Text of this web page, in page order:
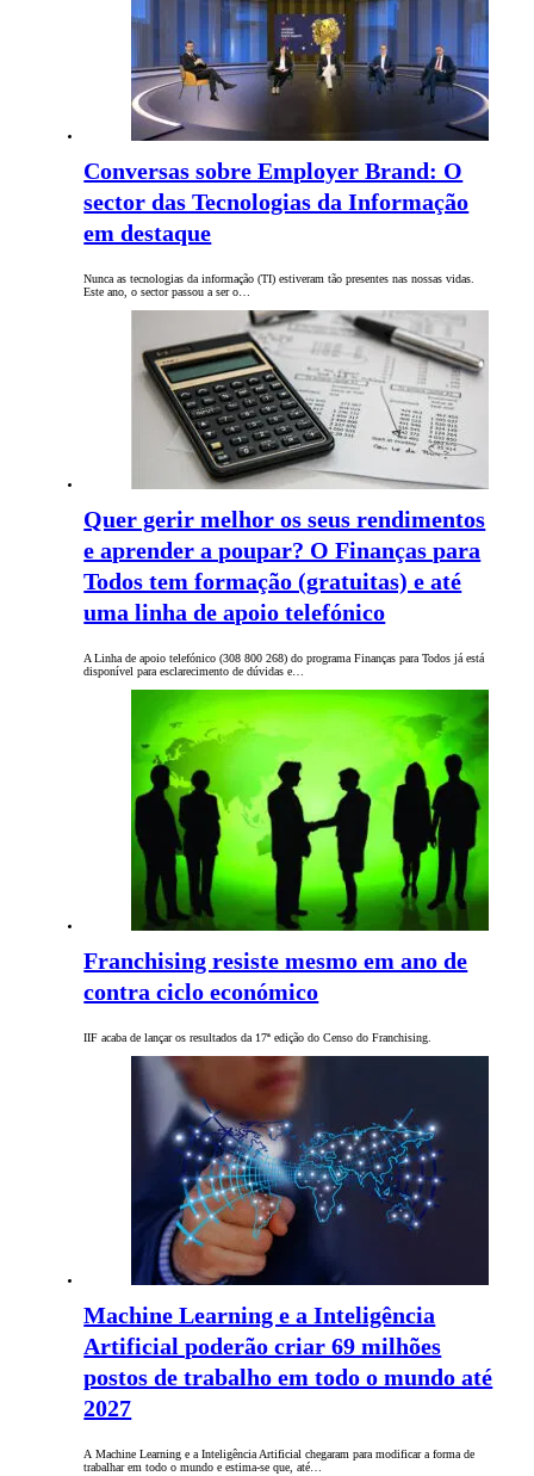
Conversas sobre Employer Brand: O
sector das Tecnologias da Informação
em destaque
Nunca as tecnologias da informação (TI) estiveram tão presentes nas nossas vidas.
Este ano, o sector passou a ser o…
Quer gerir melhor os seus rendimentos
e aprender a poupar? O Finanças para
Todos tem formação (gratuitas) e até
uma linha de apoio telefónico
A Linha de apoio telefónico (308 800 268) do programa Finanças para Todos já está
disponível para esclarecimento de dúvidas e…
Franchising resiste mesmo em ano de
contra ciclo económico
IIF acaba de lançar os resultados da 17ª edição do Censo do Franchising.
Machine Learning e a Inteligência
Artificial poderão criar 69 milhões
postos de trabalho em todo o mundo até
2027
A Machine Learning e a Inteligência Artificial chegaram para modificar a forma de
trabalhar em todo o mundo e estima-se que, até…